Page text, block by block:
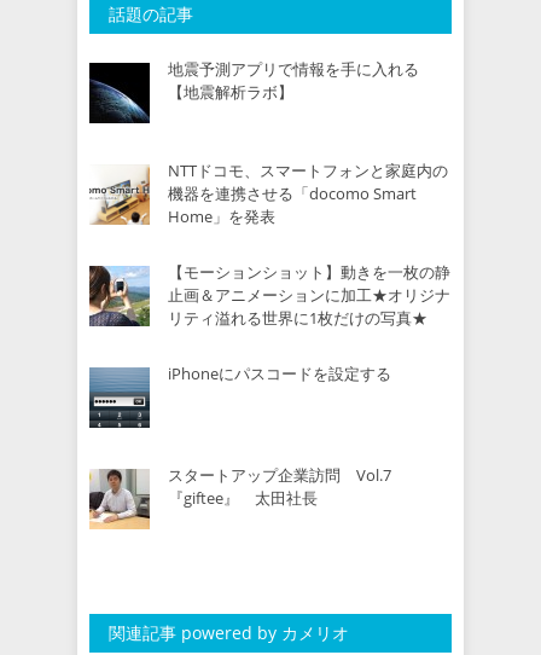
話題の記事
地震予測アプリで情報を手に入れる
【地震解析ラボ】
NTTドコモ、スマートフォンと家庭内の
機器を連携させる「docomo Smart
Home」を発表
【モーションショット】動きを一枚の静
止画＆アニメーションに加工★オリジナ
リティ溢れる世界に1枚だけの写真★
iPhoneにパスコードを設定する
スタートアップ企業訪問 Vol.7
『giftee』 太田社長
関連記事 powered by カメリオ